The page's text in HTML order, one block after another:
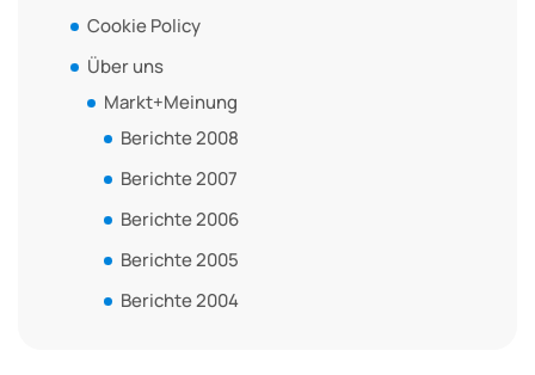
Cookie Policy
Über uns
Markt+Meinung
Berichte 2008
Berichte 2007
Berichte 2006
Berichte 2005
Berichte 2004